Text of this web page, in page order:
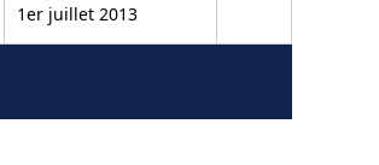
1er juillet 2013